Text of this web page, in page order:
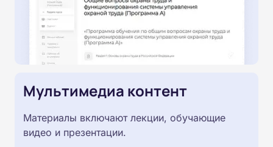
Мультимедиа контент
Материалы включают лекции, обучающие
видео и презентации.